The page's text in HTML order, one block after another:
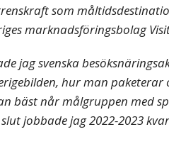
som
marknadsföringsbolag
jag svenska
hur man
bäst når målgruppen med
jobbade jag 2022-2023